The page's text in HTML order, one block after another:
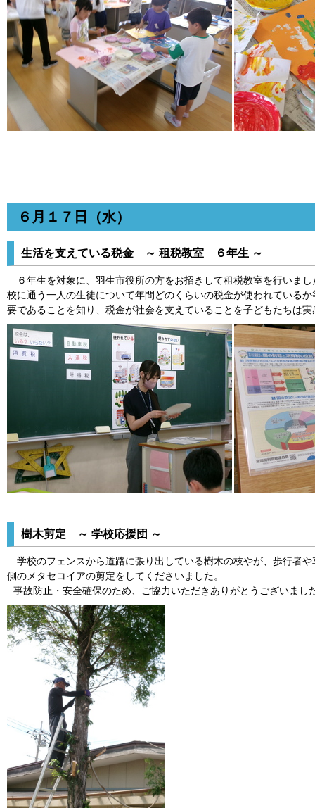
６月１７日（水）
生活を支えている税金 ～ 租税教室 ６年生 ～
６年生を対象に、羽生市役所の方をお招きして租税教室を行いま
校に通う一人の生徒について年間どのくらいの税金が使われている
要であることを知り、税金が社会を支えていることを子どもたちは
樹木剪定 ～ 学校応援団 ～
学校のフェンスから道路に張り出している樹木の枝やが、歩行者
側のメタセコイアの剪定をしてくださいました。
事故防止・安全確保のため、ご協力いただきありがとうございまし